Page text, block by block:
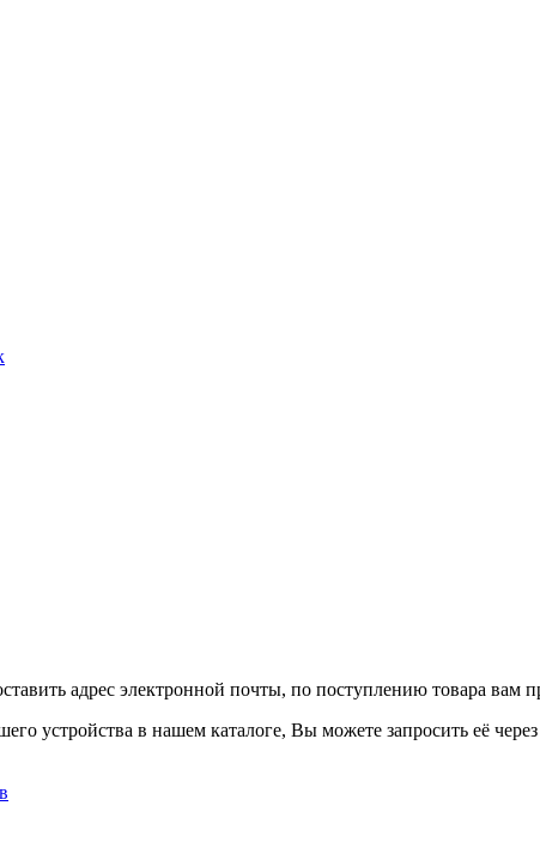
адрес электронной почты, по поступлению товара вам
устройства в нашем каталоге, Вы можете запросить её через